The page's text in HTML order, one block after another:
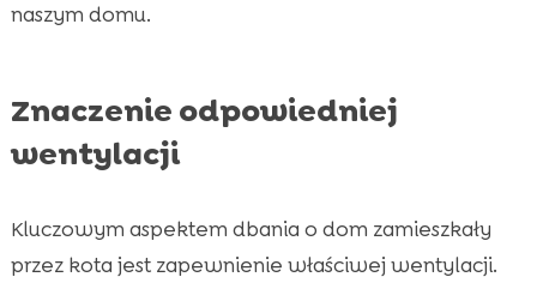
naszym domu.
Znaczenie odpowiedniej
wentylacji
Kluczowym aspektem dbania o dom zamieszkały
przez kota jest zapewnienie właściwej wentylacji.